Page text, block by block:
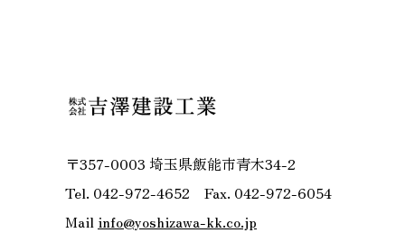
〒357-0003 埼玉県飯能市青木34-2
Tel. 042-972-4652 Fax. 042-972-6054
Mail info@yoshizawa-kk.co.jp